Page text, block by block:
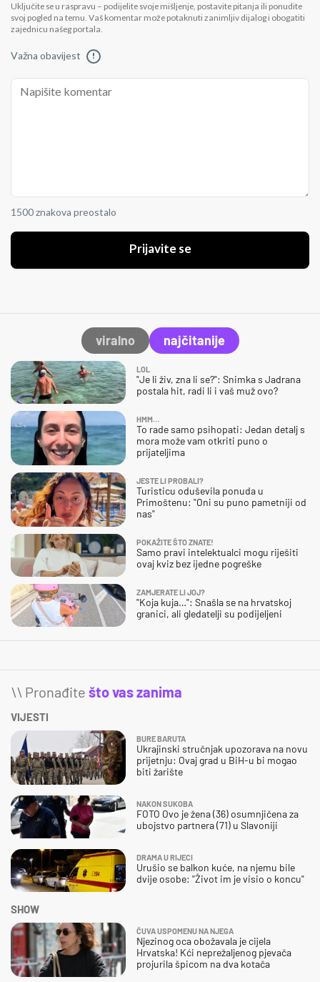
Uključite se u raspravu – podijelite svoje mišljenje, postavite pitanja ili ponudite
svoj pogled na temu. Vaš komentar može potaknuti zanimljiv dijalog i obogatiti
zajednicu našeg portala.
Važna obavijest !
1500 znakova preostalo
Prijavite se
viralno najčitanije
LOL
"Je li živ, zna li se?": Snimka s Jadrana
postala hit, radi li i vaš muž ovo?
HMM…
To rade samo psihopati: Jedan detalj s
mora može vam otkriti puno o
prijateljima
JESTE LI PROBALI?
Turisticu oduševila ponuda u
Primoštenu: "Oni su puno pametniji od
nas"
POKAŽITE ŠTO ZNATE!
Samo pravi intelektualci mogu riješiti
ovaj kviz bez ijedne pogreške
ZAMJERATE LI JOJ?
"Koja kuja…": Snašla se na hrvatskoj
granici, ali gledatelji su podijeljeni
\\ Pronađite što vas zanima
VIJESTI
BURE BARUTA
Ukrajinski stručnjak upozorava na novu
prijetnju: Ovaj grad u BiH-u bi mogao
biti žarište
NAKON SUKOBA
FOTO Ovo je žena (36) osumnjičena za
ubojstvo partnera (71) u Slavoniji
DRAMA U RIJECI
Urušio se balkon kuće, na njemu bile
dvije osobe: "Život im je visio o koncu"
SHOW
ČUVA USPOMENU NA NJEGA
Njezinog oca obožavala je cijela
Hrvatska! Kći neprežaljenog pjevača
projurila špicom na dva kotača